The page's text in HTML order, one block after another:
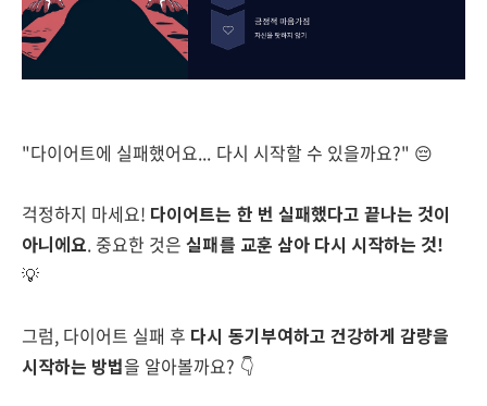
"다이어트에 실패했어요... 다시 시작할 수 있을까요?" 😔
걱정하지 마세요! 다이어트는 한 번 실패했다고 끝나는 것이
아니에요. 중요한 것은실패를 교훈 삼아 다시 시작하는 것!
💡
그럼, 다이어트 실패 후 다시 동기부여하고 건강하게 감량을
시작하는 방법을 알아볼까요? 👇